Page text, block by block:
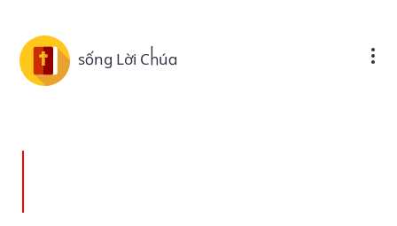
sống Lời Chúa